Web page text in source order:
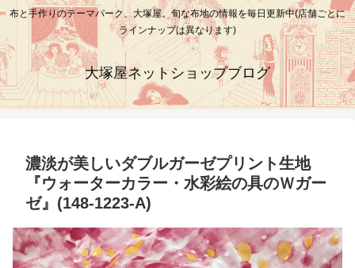
布と手作りのテーマパーク、大塚屋。旬な布地の情報を毎日更新中(店舗ごとに
ラインナップは異なります)
大塚屋ネットショップブログ
濃淡が美しいダブルガーゼプリント生地
『ウォーターカラー・水彩絵の具のＷガー
ゼ』(148-1223-A)